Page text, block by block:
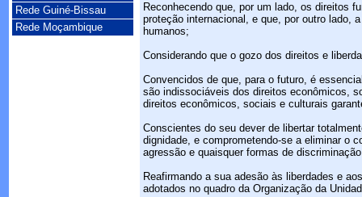
Rede Guiné-Bissau
Rede Moçambique
Reconhecendo que, por um lado, os direitos
proteção internacional, e que, por outro lado,
humanos;
Considerando que o gozo dos direitos e
Convencidos de que, para o futuro, é
são indissociáveis dos direitos econômicos,
direitos econômicos, sociais e culturais
Conscientes do seu dever de libertar
dignidade, e comprometendo-se a eliminar o
agressão e quaisquer formas de
Reafirmando a sua adesão às liberdades e
adotados no quadro da Organização da